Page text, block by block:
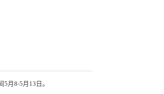
月8-5月13日。